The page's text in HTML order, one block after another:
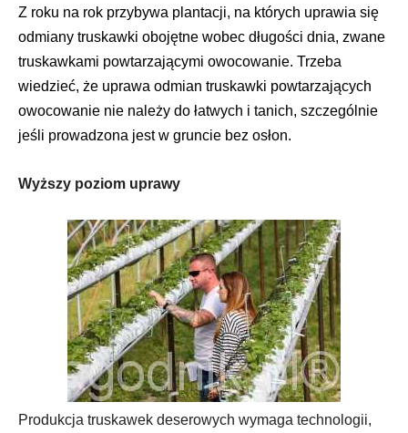
Z roku na rok przybywa plantacji, na których uprawia się
odmiany truskawki obojętne wobec długości dnia, zwane
truskawkami powtarzającymi owocowanie. Trzeba
wiedzieć, że uprawa odmian truskawki powtarzających
owocowanie nie należy do łatwych i tanich, szczególnie
jeśli prowadzona jest w gruncie bez osłon.
Wyższy poziom uprawy
Produkcja truskawek deserowych wymaga technologii,